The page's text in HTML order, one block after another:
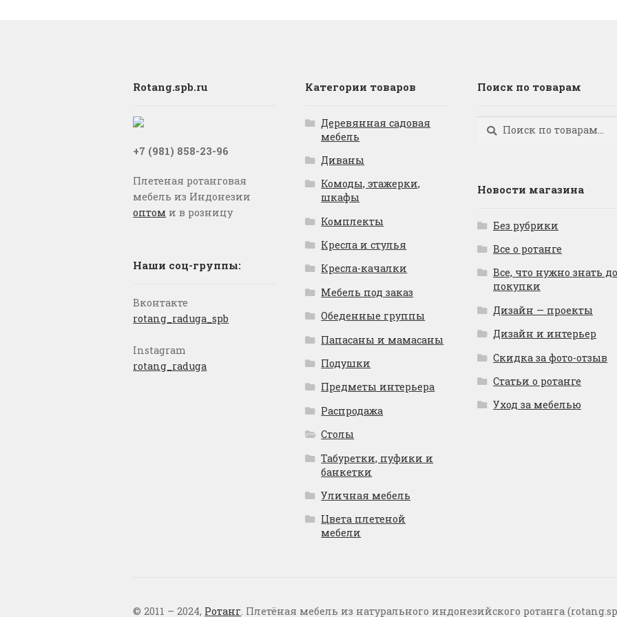
Rotang.spb.ru
+7 (981) 858-23-96
Плетеная ротанговая
мебель из Индонезии
оптом и в розницу
Наши соц-группы:
Вконтакте
rotang_raduga_spb
Instagram
rotang_raduga
Категории товаров
Деревянная садовая
мебель
Диваны
Комоды, этажерки,
шкафы
Комплекты
Кресла и стулья
Кресла-качалки
Мебель под заказ
Обеденные группы
Папасаны и мамасаны
Подушки
Предметы интерьера
Распродажа
Столы
Табуретки, пуфики и
банкетки
Уличная мебель
Цвета плетеной
мебели
Поиск по товарам
Искать:
Поиск
Новости магазина
Без рубрики
Все о ротанге
Все, что нужно знать до
покупки
Дизайн — проекты
Дизайн и интерьер
Скидка за фото-отзыв
Статьи о ротанге
Уход за мебелью
© 2011 – 2024, Ротанг. Плетёная мебель из натурального индонезийского ротанга